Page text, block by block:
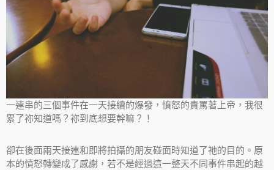
一連串的三個事件在一天接續的爆發，憤怒的責罵著上帝，我很
累了祢知道嗎？祢到底想要幹嘛？！
卻在後面兩天接連和即將拍攝的朋友碰面時知道了祂的目的。原
本的憤怒轉變成了感謝，若不是經過這一整天不同事件串起的越